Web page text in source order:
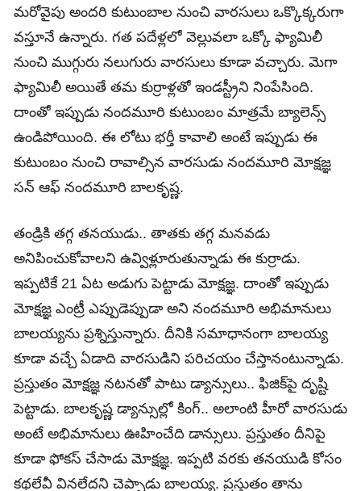
మ‌రోవైపు అంద‌రి కుటుంబాల నుంచి వార‌సులు ఒక్కొక్క‌రుగా
వ‌స్తూనే ఉన్నారు. గ‌త ప‌దేళ్ల‌లో వెల్లువ‌లా ఒక్కో ఫ్యామిలీ
నుంచి ముగ్గురు న‌లుగురు వార‌సులు కూడా వ‌చ్చారు. మెగా
ఫ్యామిలీ అయితే త‌మ కుర్రాళ్ల‌తో ఇండ‌స్ట్రీని నింపేసింది.
దాంతో ఇప్పుడు నంద‌మూరి కుటుంబం మాత్ర‌మే బ్యాలెన్స్
ఉండిపోయింది. ఈ లోటు భ‌ర్తీ కావాలి అంటే ఇప్పుడు ఈ
కుటుంబం నుంచి రావాల్సిన వార‌సుడు నంద‌మూరి మోక్ష‌జ్ఞ
స‌న్ ఆఫ్ నంద‌మూరి బాల‌కృష్ణ‌.
తండ్రికి త‌గ్గ త‌న‌యుడు.. తాత‌కు తగ్గ మ‌న‌వ‌డు
అనిపించుకోవాల‌ని ఉవ్విళ్లూరుతున్నాడు ఈ కుర్రాడు.
ఇప్ప‌టికే 21 ఏట అడుగు పెట్టాడు మోక్షజ్ఞ. దాంతో ఇప్పుడు
మోక్ష‌జ్ఞ ఎంట్రీ ఎప్పుడెప్పుడా అని నంద‌మూరి అభిమానులు
బాల‌య్య‌ను ప్ర‌శ్నిస్తున్నారు. దీనికి స‌మాధానంగా బాల‌య్య
కూడా వ‌చ్చే ఏడాది వార‌సుడిని ప‌రిచ‌యం చేస్తానంటున్నాడు.
ప్ర‌స్తుతం మోక్ష‌జ్ఞ న‌ట‌న‌తో పాటు డ్యాన్సులు.. ఫిజిక్‌పై దృష్టి
పెట్టాడు. బాల‌కృష్ణ డ్యాన్సుల్లో కింగ్.. అలాంటి హీరో వార‌సుడు
అంటే అభిమానులు ఊహించేది డాన్సులు. ప్ర‌స్తుతం దీనిపై
కూడా ఫోక‌స్ చేసాడు మోక్షజ్ఞ. ఇప్ప‌టి వ‌ర‌కు త‌న‌యుడి కోసం
క‌థ‌లేవీ విన‌లేద‌ని చెప్పాడు బాల‌య్య‌. ప్ర‌స్తుతం తాను